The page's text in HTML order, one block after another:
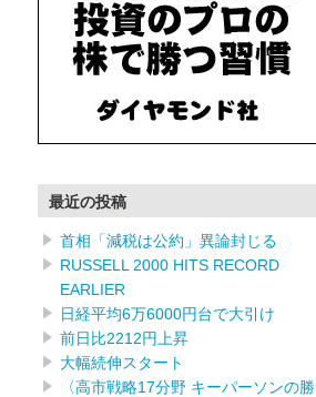
最近の投稿
首相「減税は公約」異論封じる
RUSSELL 2000 HITS RECORD
EARLIER
日経平均6万6000円台で大引け
前日比2212円上昇
大幅続伸スタート
〈高市戦略17分野 キーパーソンの勝